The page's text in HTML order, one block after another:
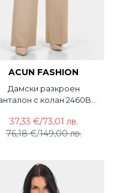
ACUN FASHION
Дамски разкроен
с колан 2460B-
76,18 €/149,00 лв.
37,33 €/73,01 лв.